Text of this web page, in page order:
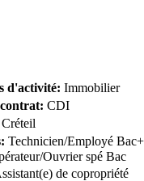
d'activité: Immobilier
CDI
Technicien/Employé
Ouvrier spé Bac
de copropriété